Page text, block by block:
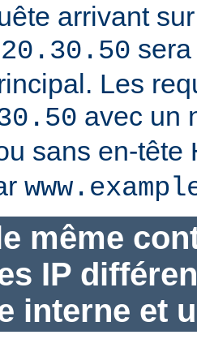
arrivant
Les
avec un
sans en-tête
même
IP
interne et